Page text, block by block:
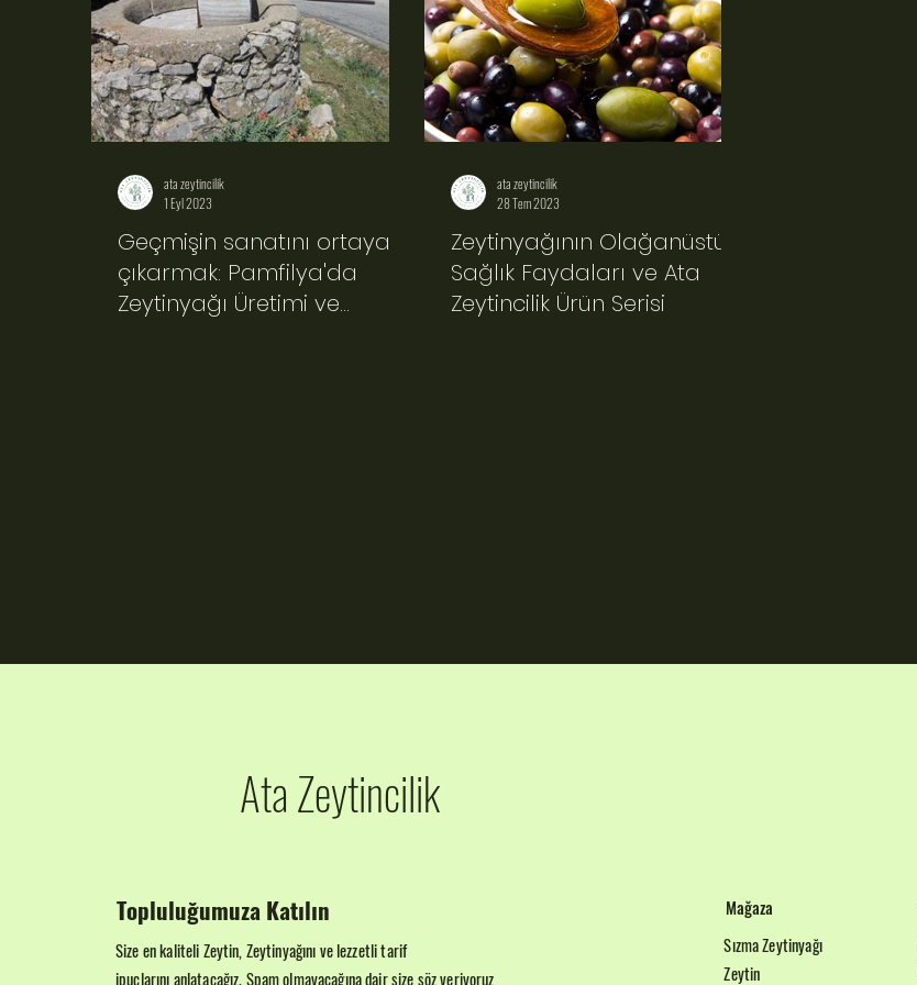
Geçmişin sanatını ortaya
çıkarmak: Pamfilya'da
Zeytinyağı Üretimi ve
ata zeytincilik
1 Eyl 2023
Zeytinyağının Olağanüstü
Sağlık Faydaları ve Ata
Zeytincilik Ürün Serisi
ata zeytincilik
28 Tem 2023
Ata Zeytincilik
Topluluğumuza Katılın
Size en kaliteli Zeytin, Zeytinyağını ve lezzetli tarif
ipuçlarını anlatacağız. Spam olmayacağına dair size söz veriyoruz
Mağaza
Sızma Zeytinyağı
Zeytin